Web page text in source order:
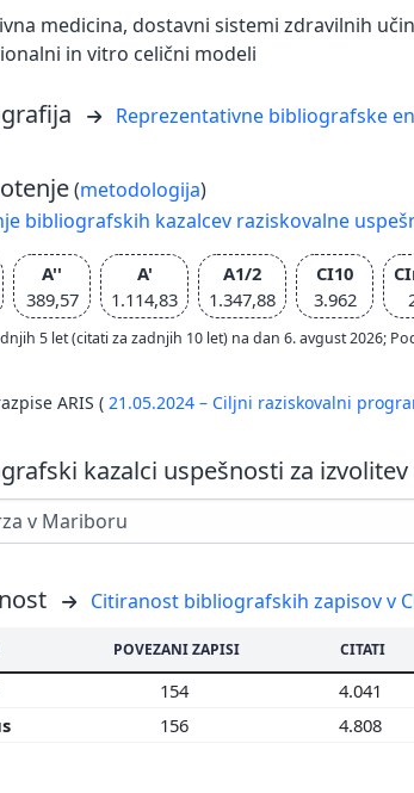
medicina, dostavni sistemi zdravilnih
in vitro celični modeli
Reprezentativne bibliografske
(metodologija)
bibliografskih kazalcev raziskovalne
A''
389,57
A'
1.114,83
A1/2
1.347,88
CI10
3.962
5 let (citati za zadnjih 10 let) na dan 6. avgust 2026;
ARIS ( 21.05.2024 – Ciljni raziskovalni
kazalci uspešnosti za izvolitev
Citiranost bibliografskih zapisov v
POVEZANI ZAPISI CITATI
154 4.041
156 4.808